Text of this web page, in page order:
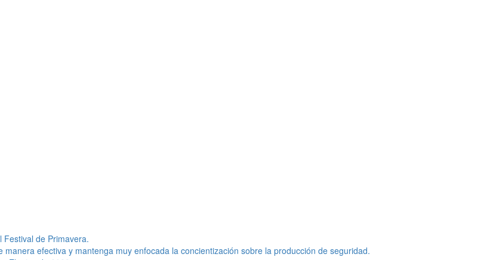
de Primavera.
efectiva y mantenga muy enfocada la concientización sobre la producción de seguridad.